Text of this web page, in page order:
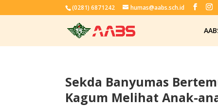
(0281) 6871242 humas@aabs.sch.id
Sekda Banyumas
Kagum Melihat Anak-